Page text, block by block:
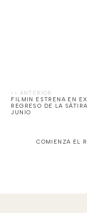
FILMIN ESTRENA EN
REGRESO DE LA
JUNIO
COMIENZA EL